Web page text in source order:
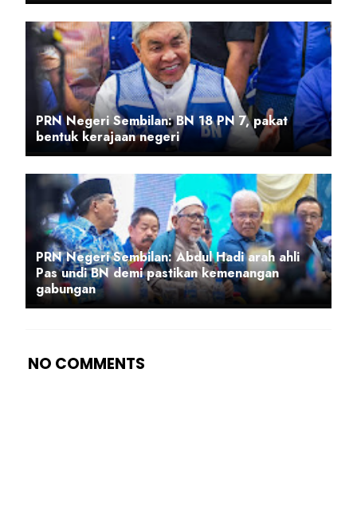
PRN Negeri Sembilan: BN 18 PN 7, pakat
bentuk kerajaan negeri
PRN Negeri Sembilan: Abdul Hadi arah ahli
Pas undi BN demi pastikan kemenangan
gabungan
NO COMMENTS